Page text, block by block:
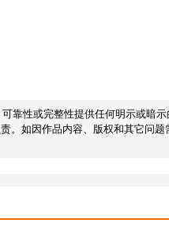
靠性或完整性提供任何明示或暗
。如因作品内容、版权和其它问题